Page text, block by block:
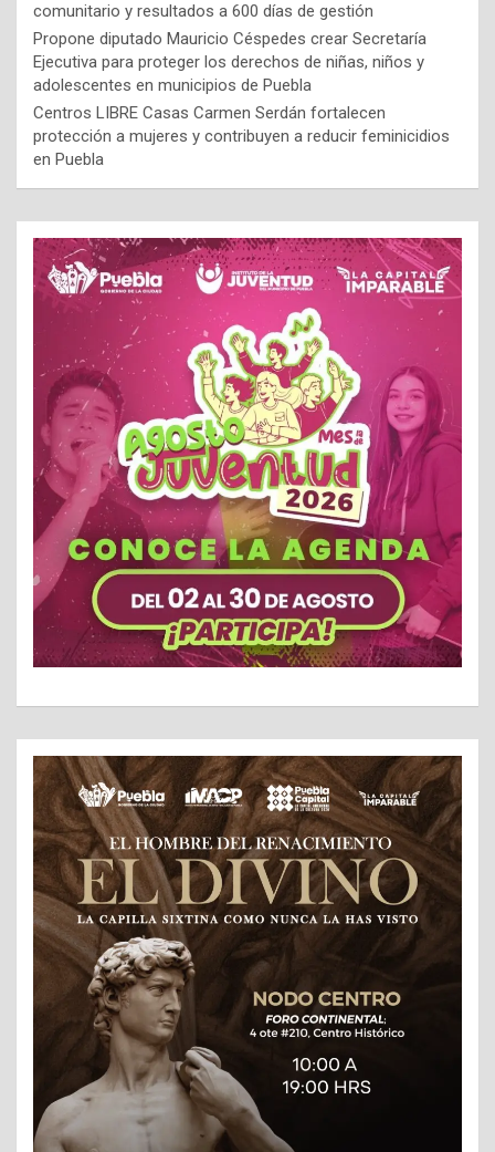
comunitario y resultados a 600 días de gestión
Propone diputado Mauricio Céspedes crear Secretaría
Ejecutiva para proteger los derechos de niñas, niños y
adolescentes en municipios de Puebla
Centros LIBRE Casas Carmen Serdán fortalecen
protección a mujeres y contribuyen a reducir feminicidios
en Puebla